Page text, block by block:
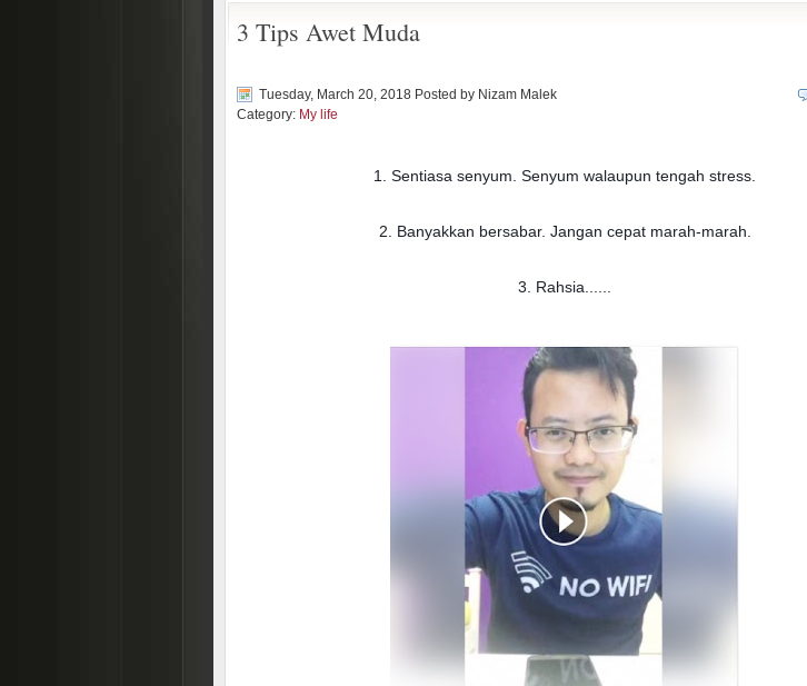
3 Tips Awet Muda
Tuesday, March 20, 2018 Posted by Nizam Malek
Category: My life
1. Sentiasa senyum. Senyum walaupun tengah stress.
2. Banyakkan bersabar. Jangan cepat marah-marah.
3. Rahsia......